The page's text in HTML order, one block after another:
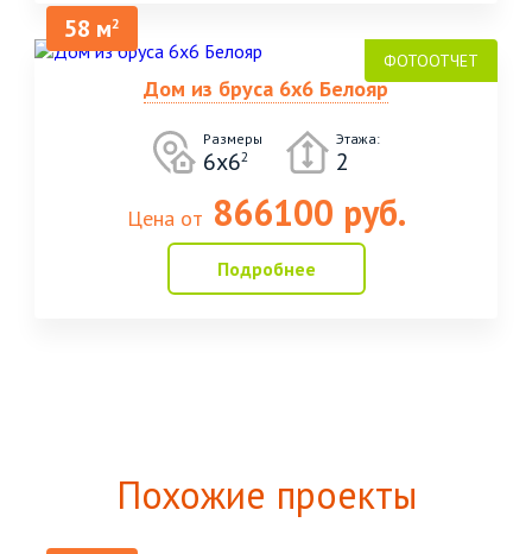
58 м2
Дом из бруса 6х6 Белояр
Размеры
6х62
Этажа:
2
Цена от 866100 руб.
Подробнее
Похожие проекты